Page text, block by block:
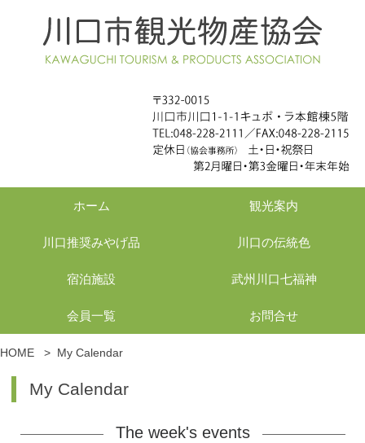
ホーム 観光案内
川口推奨みやげ品 川口の伝統色
宿泊施設 武州川口七福神
会員一覧 お問合せ
HOME > My Calendar
My Calendar
The week's events